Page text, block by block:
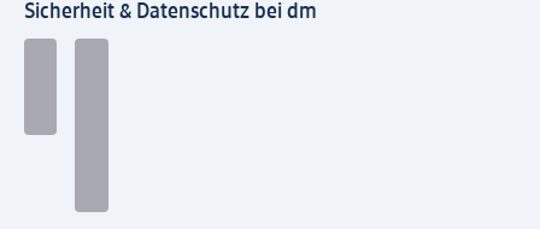
Sicherheit & Datenschutz bei dm